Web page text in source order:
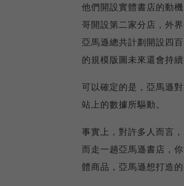
他們開設實體書店的動
哥開設第二家分店，外
亞馬遜總共計劃開設四
的規模版圖未來還會持續
可以確定的是，亞馬遜
站上的數據所驅動。
事實上，對許多人而言
而走一趟亞馬遜書店，
體商品，亞馬遜想打造